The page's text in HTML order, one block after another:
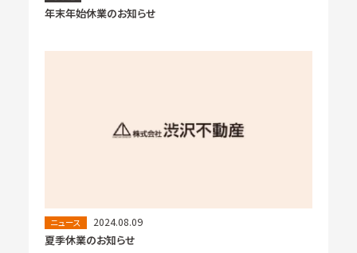
年末年始休業のお知らせ
ニュース 2024.08.09
夏季休業のお知らせ